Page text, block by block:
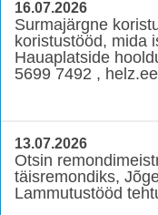
16.07.2026
Surmajärgne
koristustööd, mida
Hauaplatside
5699 7492 , helz.ee
13.07.2026
Otsin
täisremondiks,
Lammutustööd